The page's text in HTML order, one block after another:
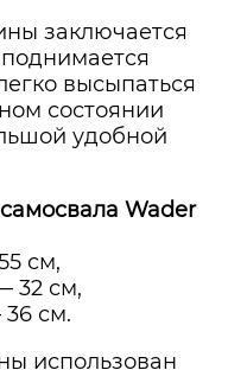
заключается
высыпаться
состоянии
удобной
Wader
см,
32 см,
см.
использован